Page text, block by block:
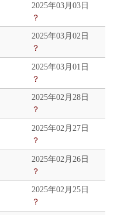
2025年03月03日
？
2025年03月02日
？
2025年03月01日
？
2025年02月28日
？
2025年02月27日
？
2025年02月26日
？
2025年02月25日
？